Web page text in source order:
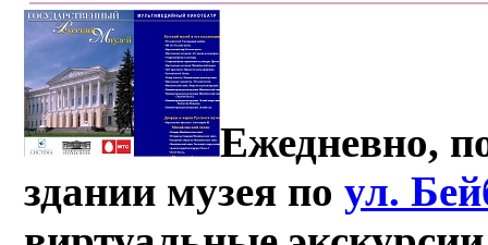
Ежедневно,
здании музея поул.